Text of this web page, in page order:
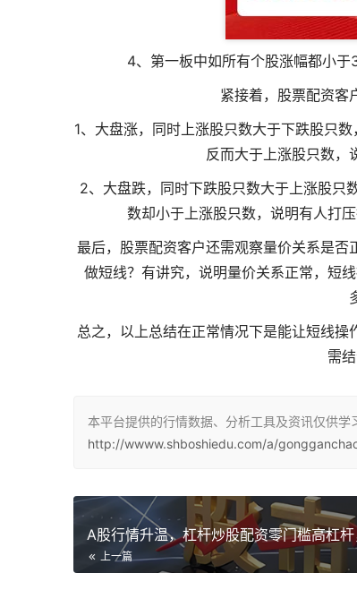
4、第一板中如所有个股涨幅都小于
紧接着，股票配资客
1、大盘涨，同时上涨股只数大于下跌股只
反而大于上涨股只数，
2、大盘跌，同时下跌股只数大于上涨股只
数却小于上涨股只数，说明有人打
最后，股票配资客户还需观察量价关系是
做短线？有讲究，说明量价关系正常，短
总之，以上总结在正常情况下是能让短线
需
本平台提供的行情数据、分析工具及资讯仅供学
http://wwww.shboshiedu.com/a/
上一篇